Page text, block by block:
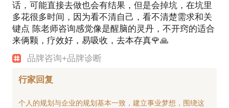
话，可能直接去做也会有结果，但是会掉坑，在坑里
多花很多时间，因为看不清自己，看不清楚需求和关
键点 陈老师咨询感觉像是醒脑的灵丹，不开窍的适合
来俩颗，疗效好，易吸收，去本存真🌹🙏
品牌咨询+品牌诊断
行家回复
个人的规划与企业的规划基本一致，建立事业梦想，围绕这